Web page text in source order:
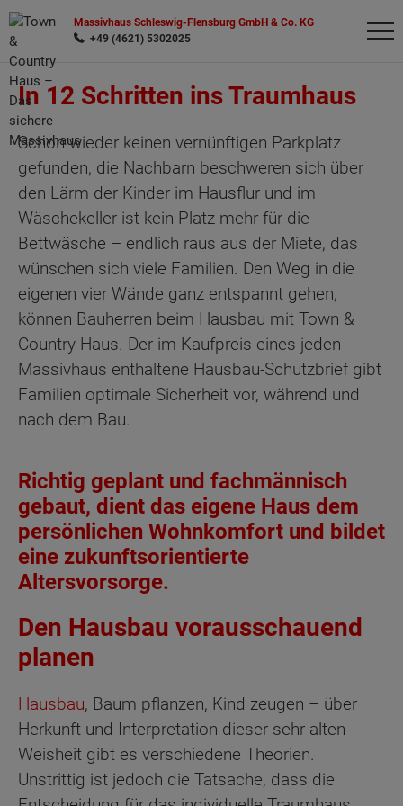
Massivhaus Schleswig-Flensburg GmbH & Co. KG
+49 (4621) 5302025
In 12 Schritten ins Traumhaus
Schon wieder keinen vernünftigen Parkplatz
gefunden, die Nachbarn beschweren sich über
den Lärm der Kinder im Hausflur und im
Wäschekeller ist kein Platz mehr für die
Bettwäsche – endlich raus aus der Miete, das
wünschen sich viele Familien. Den Weg in die
eigenen vier Wände ganz entspannt gehen,
können Bauherren beim Hausbau mit Town &
Country Haus. Der im Kaufpreis eines jeden
Massivhaus enthaltene Hausbau-Schutzbrief gibt
Familien optimale Sicherheit vor, während und
nach dem Bau.
Richtig geplant und fachmännisch
gebaut, dient das eigene Haus dem
persönlichen Wohnkomfort und bildet
eine zukunftsorientierte
Altersvorsorge.
Den Hausbau vorausschauend
planen
Hausbau, Baum pflanzen, Kind zeugen – über
Herkunft und Interpretation dieser sehr alten
Weisheit gibt es verschiedene Theorien.
Unstrittig ist jedoch die Tatsache, dass die
Wonach möchten Sie suchen?